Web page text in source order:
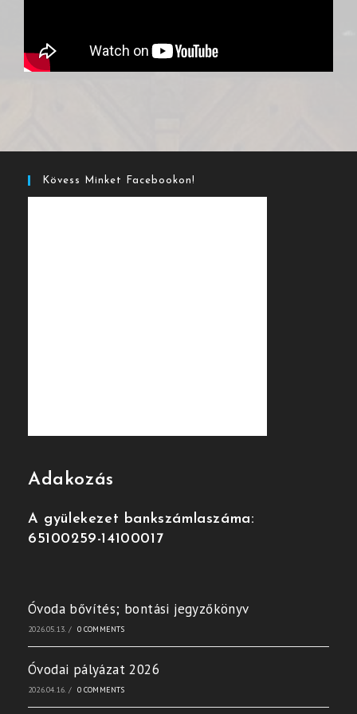
Kövess Minket Facebookon!
Adakozás
A gyülekezet bankszámlaszáma:
65100259-14100017
Óvoda bővítés; bontási jegyzőkönyv
2026.05.13. / 0 COMMENTS
Óvodai pályázat 2026
2026.04.16. / 0 COMMENTS